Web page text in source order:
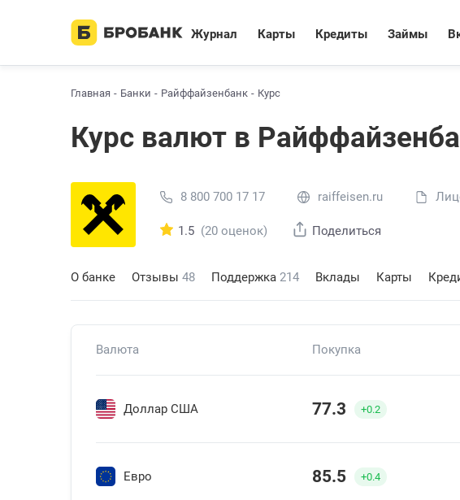
Журнал Карты Кредиты Займы
Главная Банки Райффайзенбанк Курс
Курс валют в
8 800 700 17 17 raiffeisen.ru
1.5 (20 оценок) Поделиться
О банке Отзывы 48 Поддержка 214 Вклады Карты
Валюта Покупка
Доллар США 77.3 +0.2
Евро 85.5 +0.4